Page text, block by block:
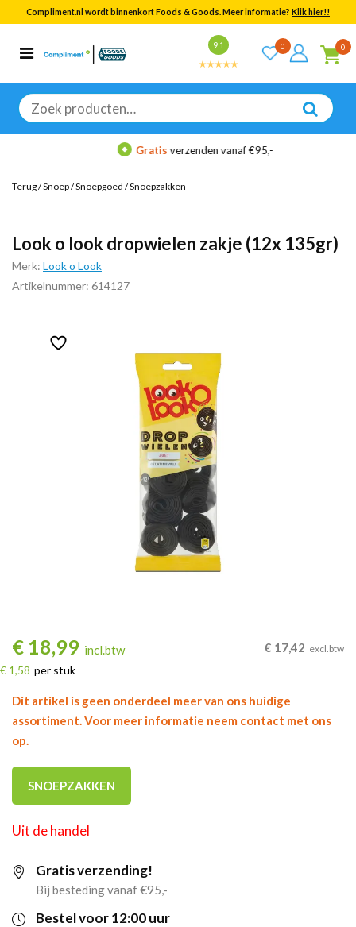
Compliment.nl wordt binnenkort Foods & Goods. Meer informatie? Klik hier!!
9.1 0 0
Zoeken
naar:
Categorieën
Bekijk alle resultaten
Gratisverzenden vanaf €95,-
Terug/Snoep/Snoepgoed /Snoepzakken
Look o look dropwielen zakje (12x 135gr)
Merk: Look o Look
Artikelnummer: 614127
€ 18,99 incl.btw
€ 1,58 per stuk
€ 17,42 excl.btw
Dit artikel is geen onderdeel meer van ons huidige
assortiment. Voor meer informatie neem contact met ons
op.
SNOEPZAKKEN
Uit de handel
Gratis verzending!
Bij besteding vanaf €95,-
Bestel voor 12:00 uur